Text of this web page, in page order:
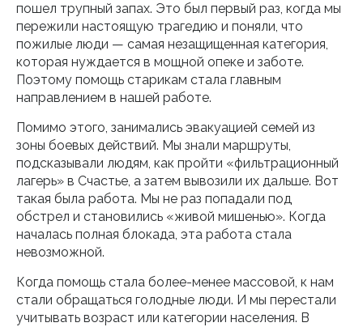
пошел трупный запах. Это был первый раз, когда мы
пережили настоящую трагедию и поняли, что
пожилые люди — самая незащищенная категория,
которая нуждается в мощной опеке и заботе.
Поэтому помощь старикам стала главным
направлением в нашей работе.
Помимо этого, занимались эвакуацией семей из
зоны боевых действий. Мы знали маршруты,
подсказывали людям, как пройти «фильтрационный
лагерь» в Счастье, а затем вывозили их дальше. Вот
такая была работа. Мы не раз попадали под
обстрел и становились «живой мишенью». Когда
началась полная блокада, эта работа стала
невозможной.
Когда помощь стала более-менее массовой, к нам
стали обращаться голодные люди. И мы перестали
учитывать возраст или категории населения. В